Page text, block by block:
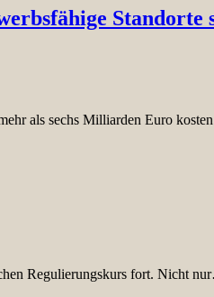
als sechs Milliarden Euro
Regulierungskurs fort. Nicht